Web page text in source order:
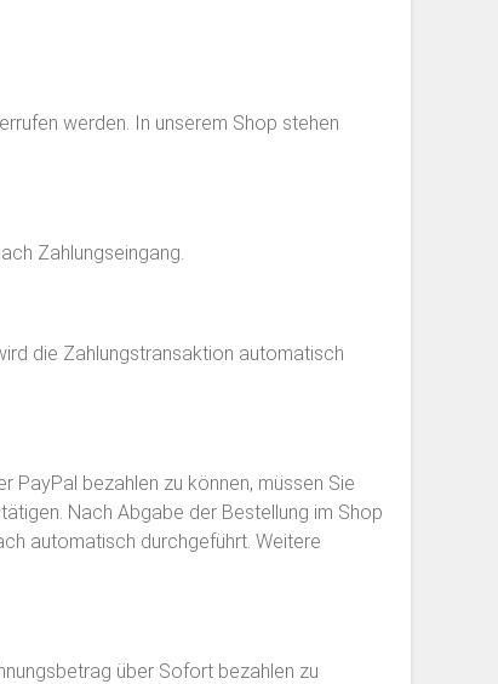
werden. In unserem Shop stehen
Zahlungseingang.
die Zahlungstransaktion automatisch
PayPal bezahlen zu können, müssen Sie
Nach Abgabe der Bestellung im Shop
automatisch durchgeführt. Weitere
über Sofort bezahlen zu